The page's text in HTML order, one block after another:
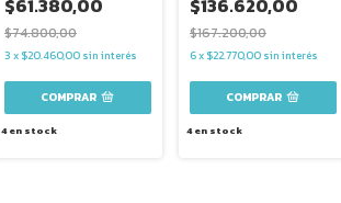
$61.380,00
$74.800,00
3 x $20.460,00 sin interés
4en stock
$136.620,00
$167.200,00
6x $22.770,00 sin interés
4en stock